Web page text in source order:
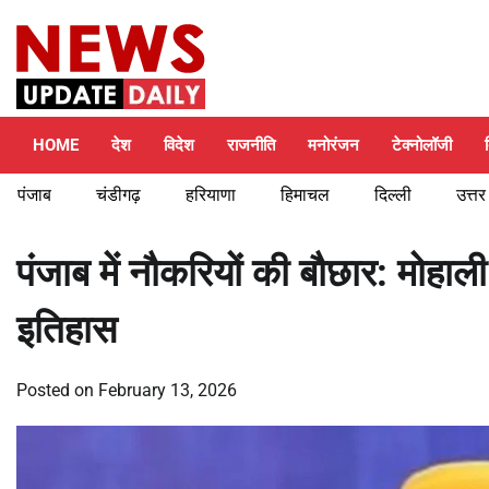
content
HOME देश विदेश राजनीति मनोरंजन टेक्नोलॉजी
पंजाब चंडीगढ़ हरियाणा हिमाचल दिल्ली
पंजाब में नौकरियों की बौछार:
इतिहास
Posted on February 13, 2026